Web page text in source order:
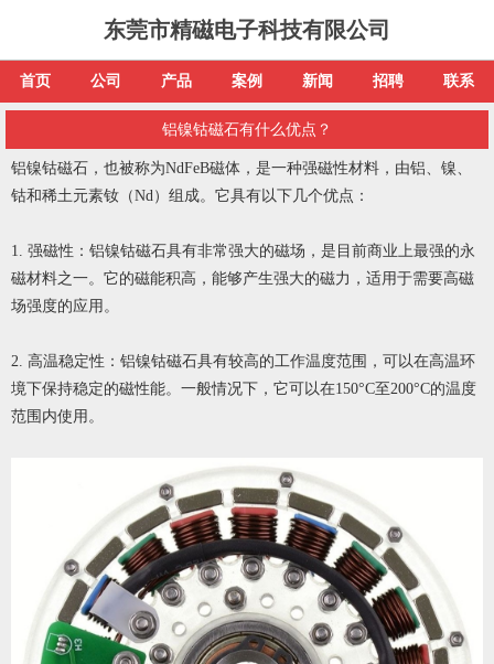
东莞市精磁电子科技有限公司
首页 公司 产品 案例 新闻 招聘 联系
铝镍钴磁石有什么优点？
铝镍钴磁石，也被称为NdFeB磁体，是一种强磁性材料，由铝、镍、
钴和稀土元素钕（Nd）组成。它具有以下几个优点：
1. 强磁性：铝镍钴磁石具有非常强大的磁场，是目前商业上最强的永
磁材料之一。它的磁能积高，能够产生强大的磁力，适用于需要高磁
场强度的应用。
2. 高温稳定性：铝镍钴磁石具有较高的工作温度范围，可以在高温环
境下保持稳定的磁性能。一般情况下，它可以在150°C至200°C的温度
范围内使用。